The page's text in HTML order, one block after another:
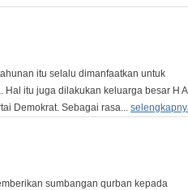
itu selalu dimanfaatkan untuk
itu juga dilakukan keluarga besar H
Demokrat. Sebagai rasa...
sumbangan qurban kepada